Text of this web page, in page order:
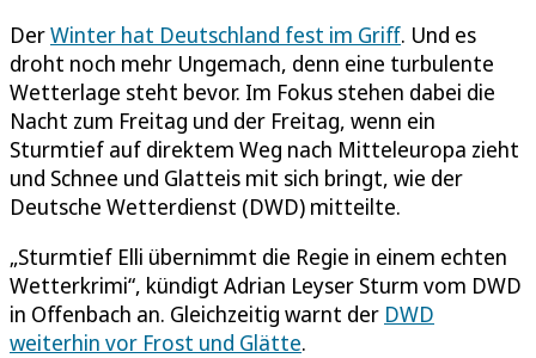
DerWinter hat Deutschland fest im Griff. Und es
droht noch mehr Ungemach, denn eine turbulente
Wetterlage steht bevor. Im Fokus stehen dabei die
Nacht zum Freitag und der Freitag, wenn ein
Sturmtief auf direktem Weg nach Mitteleuropa zieht
und Schnee und Glatteis mit sich bringt, wie der
Deutsche Wetterdienst (DWD) mitteilte.
„Sturmtief Elli übernimmt die Regie in einem echten
Wetterkrimi“, kündigt Adrian Leyser Sturm vom DWD
in Offenbach an. Gleichzeitig warnt der DWD
weiterhin vor Frost und Glätte.